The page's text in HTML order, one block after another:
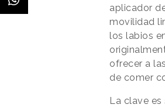
aplicador
movilidad
los labios
ofrecer a
de comer
La clave es